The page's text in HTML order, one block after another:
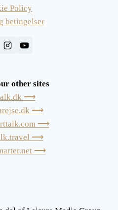
Policy
betingelser
other sites
⟶
⟶
⟶
⟶
⟶